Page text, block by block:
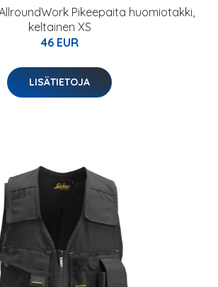
Pikeepaita huomiotakki,
keltainen XS
46 EUR
LISÄTIETOJA